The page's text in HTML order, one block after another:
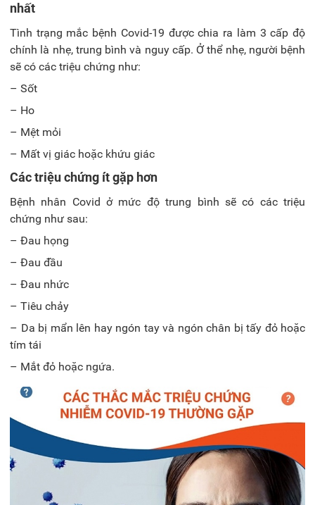
nhất
Tình trạng mắc bệnh Covid-19 được chia ra làm 3 cấp độ
chính là nhẹ, trung bình và nguy cấp. Ở thể nhẹ, người bệnh
sẽ có các triệu chứng như:
– Sốt
– Ho
– Mệt mỏi
– Mất vị giác hoặc khứu giác
Các triệu chứng ít gặp hơn
Bệnh nhân Covid ở mức độ trung bình sẽ có các triệu
chứng như sau:
– Đau họng
– Đau đầu
– Đau nhức
– Tiêu chảy
– Da bị mẩn lên hay ngón tay và ngón chân bị tấy đỏ hoặc
tím tái
– Mắt đỏ hoặc ngứa.